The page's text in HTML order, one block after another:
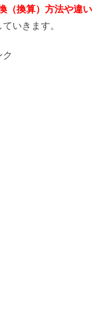
（換算）方法や違い
いきます。